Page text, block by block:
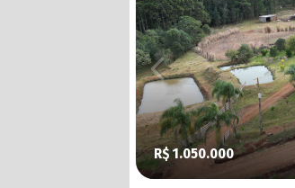
R$ 1.050.000